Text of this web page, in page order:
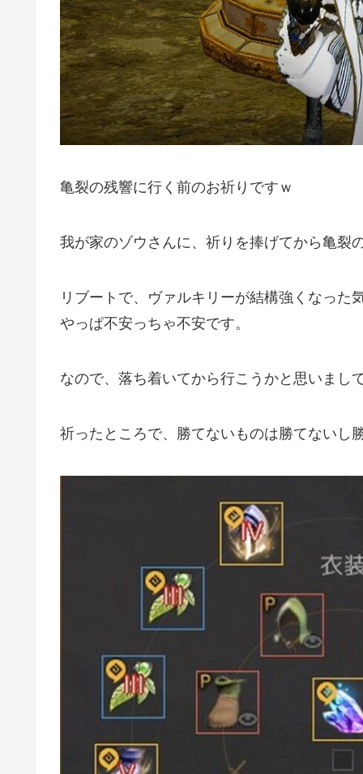
亀裂の残響に行く前のお祈りですｗ
我が家のゾウさんに、祈りを捧げてから亀裂
リブートで、ヴァルキリーが結構強くなっ
やっぱ不安っちゃ不安です。
なので、落ち着いてから行こうかと思いまし
祈ったところで、勝てないものは勝てないし